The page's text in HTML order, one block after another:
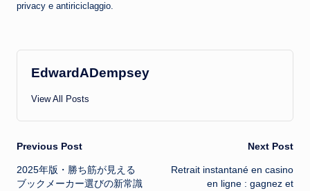
privacy e antiriciclaggio.
EdwardADempsey
View All Posts
Post
navigation
Previous Post
2025年版・勝ち筋が見える
ブックメーカー選びの新常識
Next Post
Retrait instantané en casino
en ligne : gagnez et